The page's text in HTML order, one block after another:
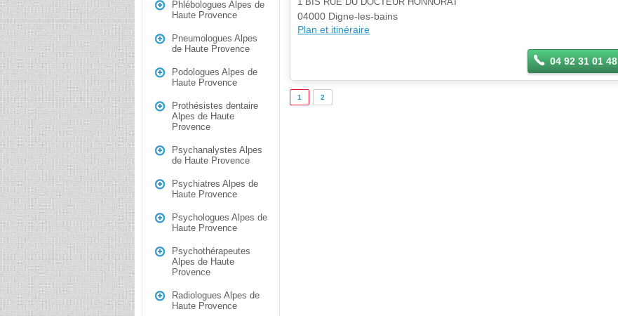
Phlébologues Alpes de
Haute Provence
Pneumologues Alpes
de Haute Provence
Podologues Alpes de
Haute Provence
Prothésistes dentaire
Alpes de Haute
Provence
Psychanalystes Alpes
de Haute Provence
Psychiatres Alpes de
Haute Provence
Psychologues Alpes de
Haute Provence
Psychothérapeutes
Alpes de Haute
Provence
Radiologues Alpes de
Haute Provence
04000 Digne-les-bains
Plan et itinéraire
04 92 31 01 48
1 2